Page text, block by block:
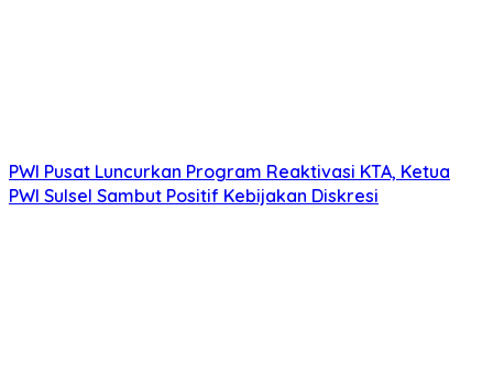
PWI Pusat Luncurkan Program Reaktivasi KTA, Ketua
PWI Sulsel Sambut Positif Kebijakan Diskresi